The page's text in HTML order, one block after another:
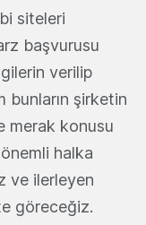
siteleri
başvurusu
verilip
bunların şirketin
merak konusu
halka
ve ilerleyen
göreceğiz.